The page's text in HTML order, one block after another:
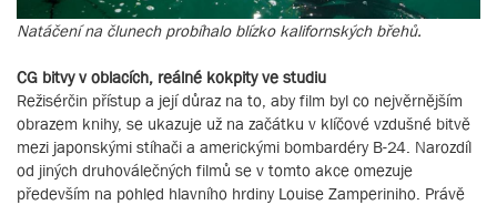
Natáčení na člunech probíhalo blízko kalifornských břehů.
CG bitvy v oblacích, reálné kokpity ve studiu
Režisérčin přístup a její důraz na to, aby film byl co nejvěrnějším
obrazem knihy, se ukazuje už na začátku v klíčové vzdušné bitvě
mezi japonskými stíhači a americkými bombardéry B-24. Narozdíl
od jiných druhoválečných filmů se v tomto akce omezuje
především na pohled hlavního hrdiny Louise Zamperiniho. Právě